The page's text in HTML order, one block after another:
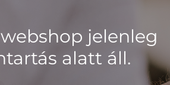
jelenleg
alatt áll.